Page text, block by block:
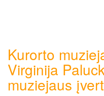
Kurorto
Virginija
muziejaus